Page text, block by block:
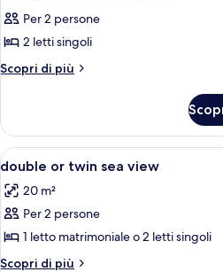
tutte
le
foto
per
twin
standard
Per 2 persone
2 letti singoli
Scopri di più
Altri
or
twin
standard
Apri
tutte
le
foto
per
double
2
double or twin sea view
20 m²
Per 2 persone
1 letto matrimoniale o 2 letti singoli
Scopri di più
Altri